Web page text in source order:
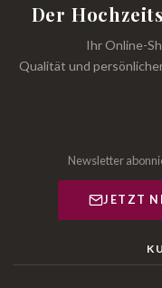
Der
Ihr Online-
Qualität und
Newsletter
JETZT